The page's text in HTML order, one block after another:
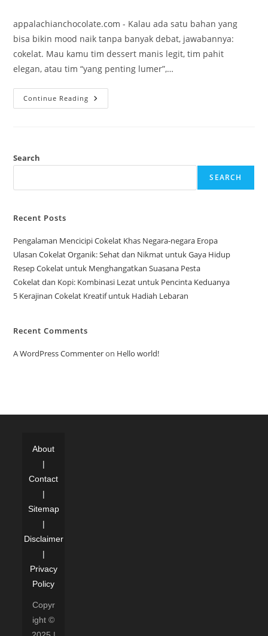
appalachianchocolate.com - Kalau ada satu bahan yang
bisa bikin mood naik tanpa banyak debat, jawabannya:
cokelat. Mau kamu tim dessert manis legit, tim pahit
elegan, atau tim “yang penting lumer”,…
Continue Reading
Resep
Di
Search
SEARCH
Recent Posts
Pengalaman Mencicipi Cokelat Khas Negara-negara Eropa
Ulasan Cokelat Organik: Sehat dan Nikmat untuk Gaya Hidup
Resep Cokelat untuk Menghangatkan Suasana Pesta
Cokelat dan Kopi: Kombinasi Lezat untuk Pencinta Keduanya
5 Kerajinan Cokelat Kreatif untuk Hadiah Lebaran
Recent Comments
A WordPress Commenteron Hello world!
About
|
Contact
|
Sitemap
|
Disclaimer
|
Privacy
Policy
Copyr
ight ©